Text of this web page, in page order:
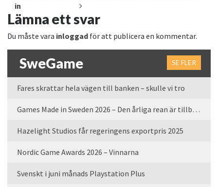
in
Lämna ett svar
Du måste vara inloggad för att publicera en kommentar.
SweGame SE FLER
Fares skrattar hela vägen till banken – skulle vi tro
Games Made in Sweden 2026 – Den årliga rean är tillbaka
Hazelight Studios får regeringens exportpris 2025
Nordic Game Awards 2026 – Vinnarna
Svenskt i juni månads Playstation Plus